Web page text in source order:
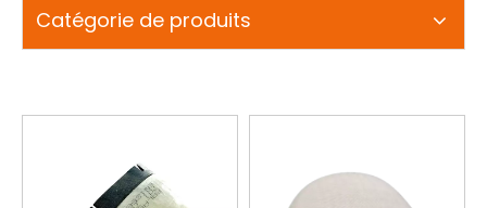
Catégorie de produits